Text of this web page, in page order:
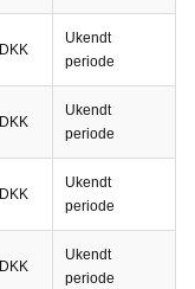
DKK
Ukendt
periode
DKK
Ukendt
periode
DKK
Ukendt
periode
DKK
Ukendt
periode